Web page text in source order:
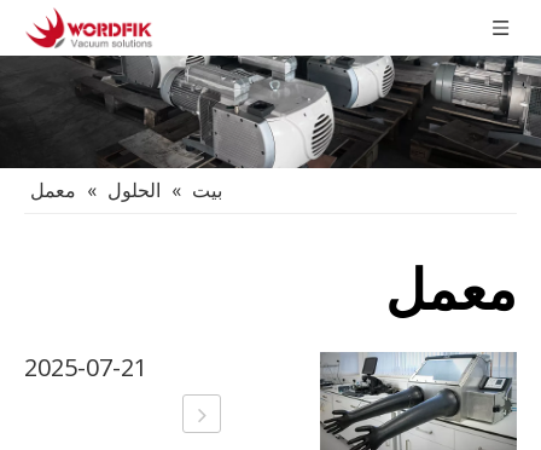
بيت » الحلول » معمل
معمل
2025-07-21